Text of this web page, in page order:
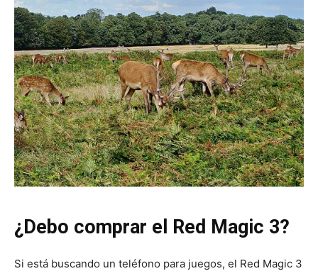
¿Debo comprar el Red Magic 3?
Si está buscando un teléfono para juegos, el Red Magic 3